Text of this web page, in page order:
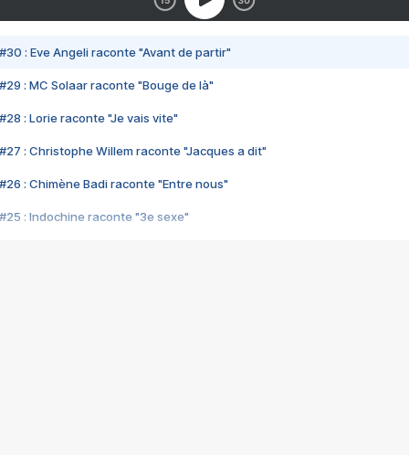
#30 : Eve Angeli raconte "Avant de partir"
#29 : MC Solaar raconte "Bouge de là"
#28 : Lorie raconte "Je vais vite"
#27 : Christophe Willem raconte "Jacques a dit"
#26 : Chimène Badi raconte "Entre nous"
#25 : Indochine raconte "3e sexe"